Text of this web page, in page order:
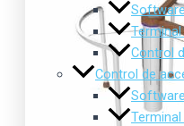
Control
Control de
Software